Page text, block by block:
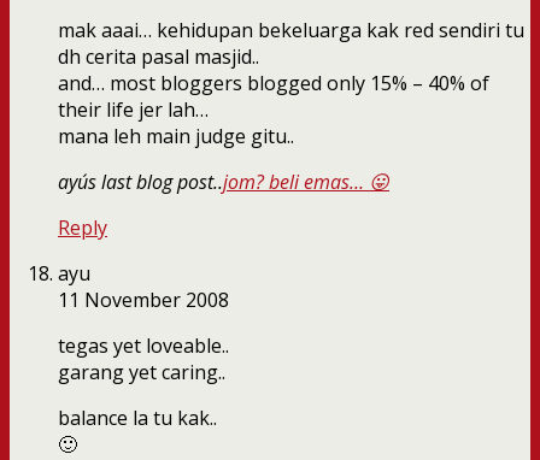
mak aaai… kehidupan bekeluarga kak red sendiri tu
dh cerita pasal masjid..
and… most bloggers blogged only 15% – 40% of
their life jer lah…
mana leh main judge gitu..
ayu´s last blog post..jom? beli emas… 😛
Reply
ayu
11 November 2008
tegas yet loveable..
garang yet caring..
balance la tu kak..
🙂